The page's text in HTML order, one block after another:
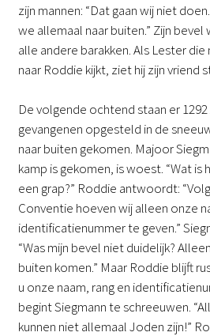
zijn mannen: “Dat gaan wij niet
we allemaal naar buiten.” Zijn
alle andere barakken. Als Lester die
naar Roddie kijkt, ziet hij zijn vriend
De volgende ochtend staan er 1292
gevangenen opgesteld in de
naar buiten gekomen. Majoor
kamp is gekomen, is woest. “Wat is
een grap?” Roddie antwoordt:
Conventie hoeven wij alleen onze
identificatienummer te geven.”
“Was mijn bevel niet duidelijk?
buiten komen.” Maar Roddie blijft
u onze naam, rang en
begint Siegmann te schreeuwen.
kunnen niet allemaal Joden zijn!”